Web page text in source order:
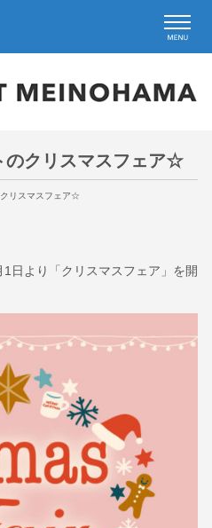
クリスマスフェア☆
リスマスフェア☆
日より「クリスマスフェア」を開